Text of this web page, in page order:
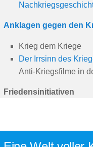
Anklagen gegen den
Krieg dem Kriege
Der Irrsinn des
Anti-Kriegsfilme in
Friedensinitiativen